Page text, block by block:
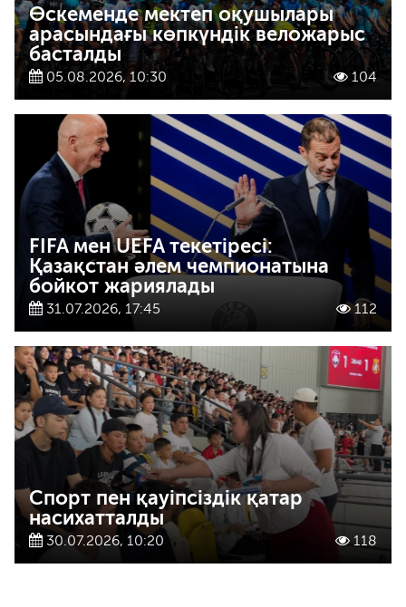
Өскеменде мектеп оқушылары
арасындағы көпкүндік веложарыс
басталды
05.08.2026, 10:30 104
FIFA мен UEFA текетіресі:
Қазақстан әлем чемпионатына
бойкот жариялады
31.07.2026, 17:45 112
Спорт пен қауіпсіздік қатар
насихатталды
30.07.2026, 10:20 118